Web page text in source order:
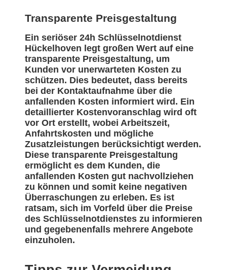
Transparente Preisgestaltung
Ein seriöser 24h Schlüsselnotdienst
Hückelhoven legt großen Wert auf eine
transparente Preisgestaltung, um
Kunden vor unerwarteten Kosten zu
schützen. Dies bedeutet, dass bereits
bei der Kontaktaufnahme über die
anfallenden Kosten informiert wird. Ein
detaillierter Kostenvoranschlag wird oft
vor Ort erstellt, wobei Arbeitszeit,
Anfahrtskosten und mögliche
Zusatzleistungen berücksichtigt werden.
Diese transparente Preisgestaltung
ermöglicht es dem Kunden, die
anfallenden Kosten gut nachvollziehen
zu können und somit keine negativen
Überraschungen zu erleben. Es ist
ratsam, sich im Vorfeld über die Preise
des Schlüsselnotdienstes zu informieren
und gegebenenfalls mehrere Angebote
einzuholen.